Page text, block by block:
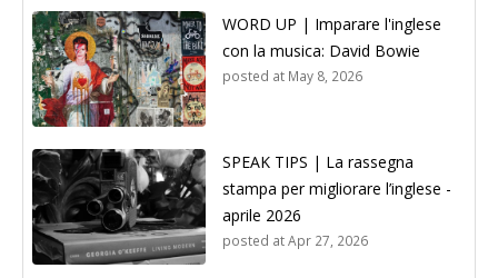
WORD UP | Imparare l'inglese
con la musica: David Bowie
posted at May 8, 2026
SPEAK TIPS | La rassegna
stampa per migliorare l’inglese -
aprile 2026
posted atApr 27, 2026